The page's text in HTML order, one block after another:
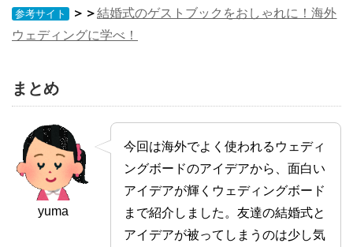
参考サイト ＞＞結婚式のゲストブックをおしゃれに！海外
ウェディングに学べ！
まとめ
yuma
今回は海外でよく使われるウェディ
ングボードのアイデアから、面白い
アイデアが輝くウェディングボード
まで紹介しました。友達の結婚式と
アイデアが被ってしまうのは少し気